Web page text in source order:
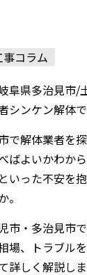
コラム
阜県多治見市/
ンケン解体で
で解体業者を
ばよいかわか
いった不安を
市・多治見市
場、トラブル
詳しく解説し